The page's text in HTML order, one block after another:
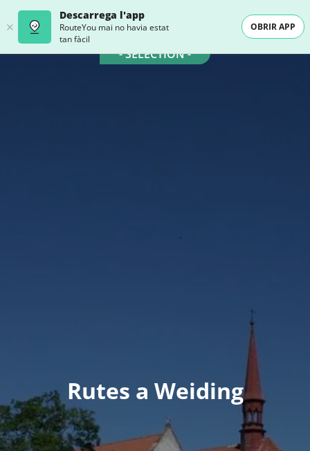
Descarrega l'app
RouteYou mai no havia estat
tan fàcil
OBRIR APP
- SELECTION -
Rutes a Weiding